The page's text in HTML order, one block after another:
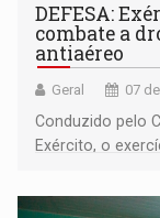
DEFESA:
combate a
antiaéreo
Geral 07
Conduzido pelo
Exército, o